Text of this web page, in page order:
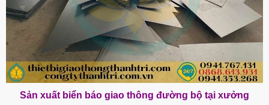
Sản xuất biển báo giao thông đường bộ tại xưởng